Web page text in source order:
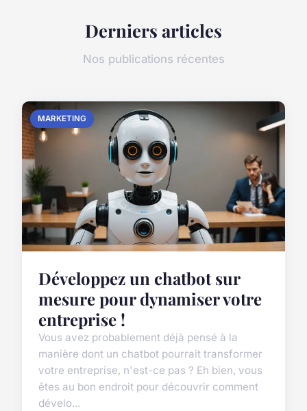
Derniers articles
Nos publications récentes
MARKETING
Développez un chatbot sur
mesure pour dynamiser votre
entreprise !
Vous avez probablement déjà pensé à la
manière dont un chatbot pourrait transformer
votre entreprise, n'est-ce pas ? Eh bien, vous
êtes au bon endroit pour découvrir comment
dévelo...